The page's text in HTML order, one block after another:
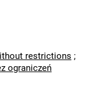
restrictions ;
ograniczeń